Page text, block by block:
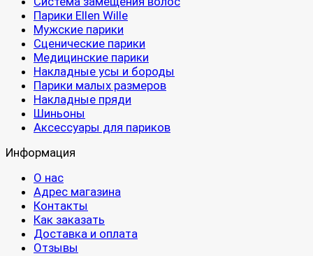
Парики Ellen Wille
Мужские парики
Сценические парики
Медицинские парики
Накладные усы и бороды
Парики малых размеров
Накладные пряди
Шиньоны
Аксессуары для париков
Информация
О нас
Адрес магазина
Контакты
Как заказать
Доставка и оплата
Отзывы